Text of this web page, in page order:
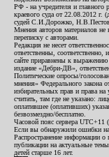
РФ - на учредителя и главного
краевого суда от 22.08.2012
судей С.И.Дорожко,
Мнения авторов материалов не
переписку с авторами.
Редакция не несет
ответственны,
сайте приравнены к
издание «Дебри-ДВ»,
Политические опросы/
мнения» Федерального
избирательных прав и права на
считать, там где не указано:
оплатившее (оплативших)
безвозмездно/бесплатно.
Часовой пояс сервера UTC+11
Если вы обнаружили ошибки на
Распространение информации
публикации на актуальные
детей старше 16 лет.